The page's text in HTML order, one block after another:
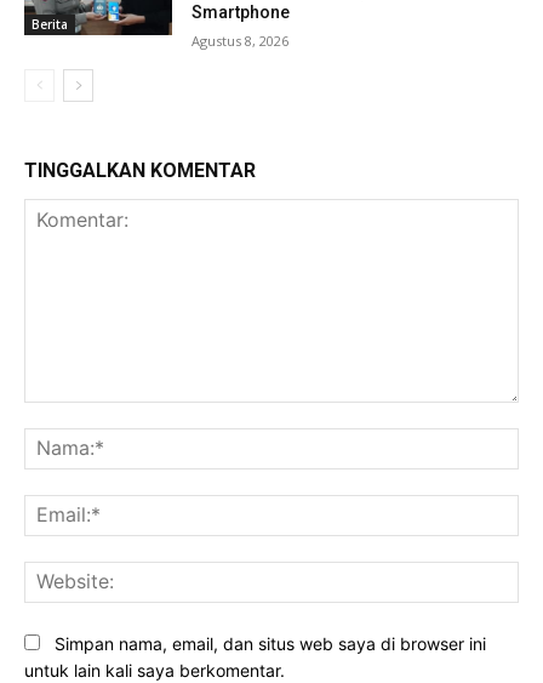
Berita
Smartphone
Agustus 8, 2026
TINGGALKAN KOMENTAR
Simpan nama, email, dan situs web saya di browser ini
untuk lain kali saya berkomentar.